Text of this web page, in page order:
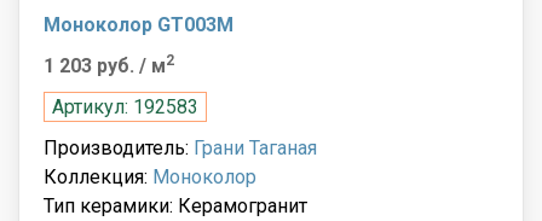
Моноколор GT003M
1 203 руб. / м2
Артикул: 192583
Производитель: Грани Таганая
Коллекция: Моноколор
Тип керамики: Керамогранит